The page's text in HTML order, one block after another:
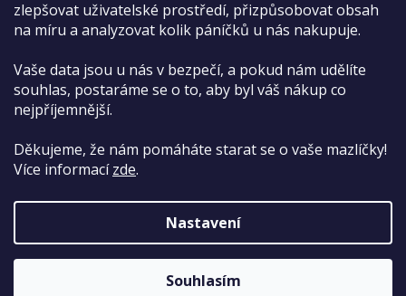
zlepšovat uživatelské prostředí, přizpůsobovat obsah
na míru a analyzovat kolik páníčků u nás nakupuje.
Vaše data jsou u nás v bezpečí, a pokud nám udělíte
souhlas, postaráme se o to, aby byl váš nákup co
nejpříjemnější.
Děkujeme, že nám pomáháte starat se o vaše mazlíčky!
Více informacízde.
Nastavení
Souhlasím